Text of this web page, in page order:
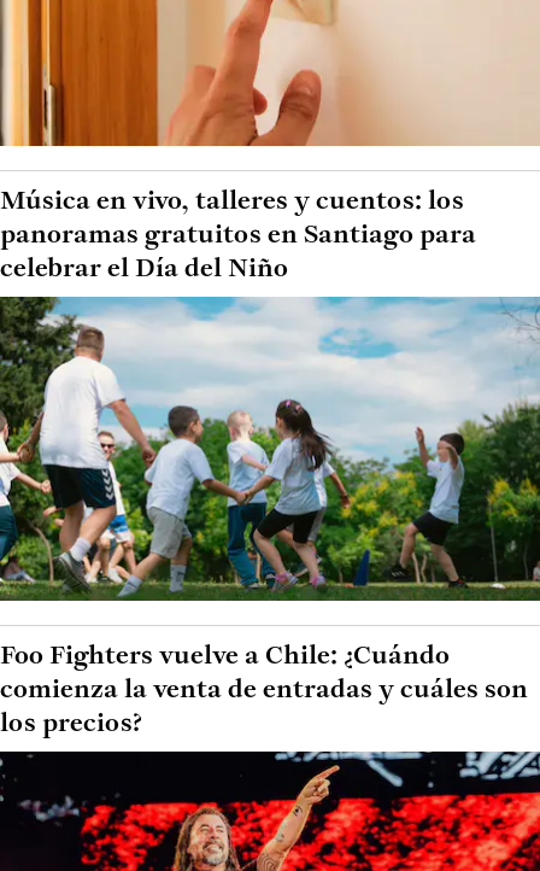
Música en vivo, talleres y cuentos: los
panoramas gratuitos en Santiago para
celebrar el Día del Niño
Foo Fighters vuelve a Chile: ¿Cuándo
comienza la venta de entradas y cuáles son
los precios?